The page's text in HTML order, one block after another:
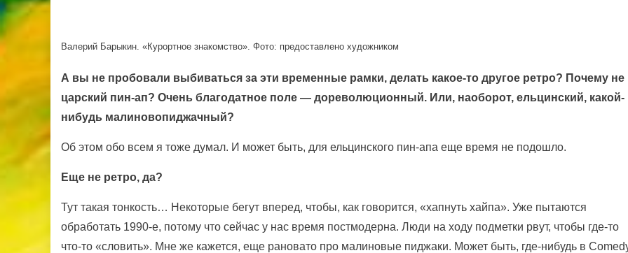
Валерий Барыкин. «Курортное знакомство». Фото: предоставлено художником
А вы не пробовали выбиваться за эти временные рамки, делать какое-то другое ретро? Почему не
царский пин-ап? Очень благодатное поле — дореволюционный. Или, наоборот, ельцинский, какой-
нибудь малиновопиджачный?
Об этом обо всем я тоже думал. И может быть, для ельцинского пин-апа еще время не подошло.
Еще не ретро, да?
Тут такая тонкость… Некоторые бегут вперед, чтобы, как говорится, «хапнуть хайпа». Уже пытаются
обработать 1990-е, потому что сейчас у нас время постмодерна. Люди на ходу подметки рвут, чтобы где-то
что-то «словить». Мне же кажется, еще рановато про малиновые пиджаки. Может быть, где-нибудь в